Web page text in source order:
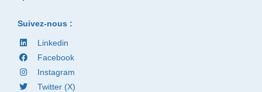
Suivez-nous :
Linkedin
Facebook
Instagram
Twitter (X)